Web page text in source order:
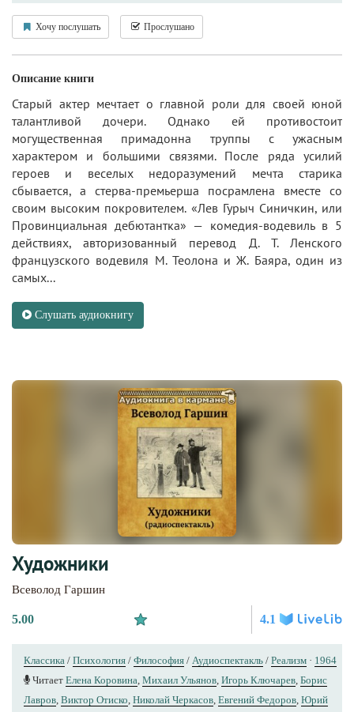
Хочу послушать Прослушано
Описание книги
Старый актер мечтает о главной роли для своей юной
талантливой дочери. Однако ей противостоит
могущественная примадонна труппы с ужасным
характером и большими связями. После ряда усилий
героев и веселых недоразумений мечта старика
сбывается, а стерва-премьерша посрамлена вместе со
своим высоким покровителем. «Лев Гурыч Синичкин, или
Провинциальная дебютантка» — комедия-водевиль в 5
действиях, авторизованный перевод Д. Т. Ленского
французского водевиля М. Теолона и Ж. Баяра, один из
самых...
Слушать аудиокнигу
Художники
Всеволод Гаршин
5.00 4.1
Классика / Психология / Философия / Аудиоспектакль / Реализм · 1964
Читает Елена Коровина Михаил Ульянов Игорь Ключарев Борис
Лавров Виктор Отиско Николай Черкасов Евгений Федоров Юрий